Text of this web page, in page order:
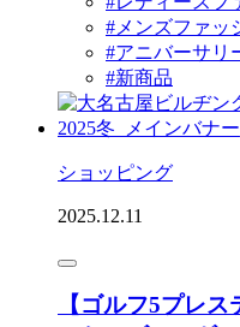
#メンズファッ
#アニバーサリ
#新商品
ショッピング
2025.12.11
【ゴルフ5プレ